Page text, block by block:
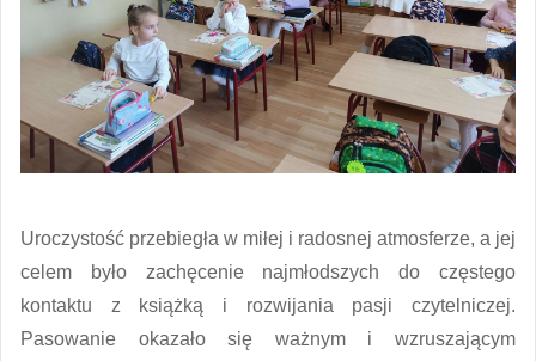
Uroczystość przebiegła w miłej i radosnej atmosferze, a jej
celem było zachęcenie najmłodszych do częstego
kontaktu z książką i rozwijania pasji czytelniczej.
Pasowanie okazało się ważnym i wzruszającym